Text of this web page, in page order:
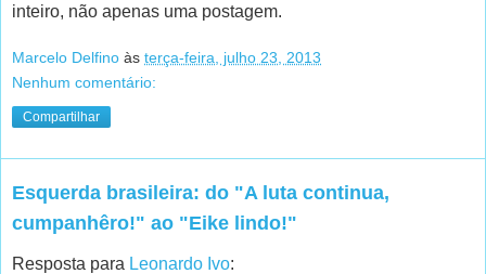
inteiro, não apenas uma postagem.
Marcelo Delfino às terça-feira, julho 23, 2013
Nenhum comentário:
Compartilhar
Esquerda brasileira: do "A luta continua,
cumpanhêro!" ao "Eike lindo!"
Resposta para Leonardo Ivo: